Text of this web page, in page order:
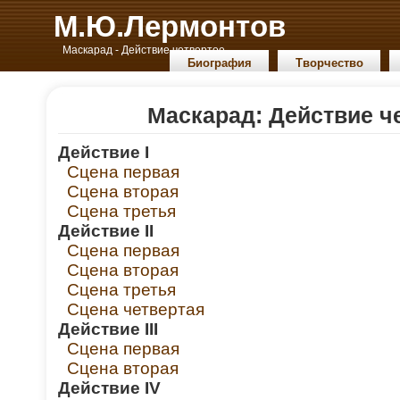
М.Ю.Лермонтов
Маскарад - Действие четвертое
Биография Творчество
Маскарад: Действие
Действие I
Сцена первая
Сцена вторая
Сцена третья
Действие II
Сцена первая
Сцена вторая
Сцена третья
Сцена четвертая
Действие III
Сцена первая
Сцена вторая
Действие IV